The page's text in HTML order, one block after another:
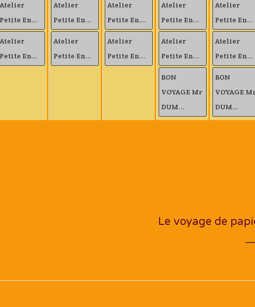
Atelier
Petite En...
Atelier
Petite En...
Atelier
Petite En...
Atelier
Petite En...
Atelier
Petite En...
Atelier
Petite En...
Atelier
Petite En...
Atelier
Petite En...
BON
VOYAGE Mr
DUM...
Atelier
Petite En...
Atelier
Petite En...
BON
VOYAGE
DUM...
Le voyage de